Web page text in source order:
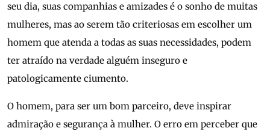
seu dia, suas companhias e amizades é o sonho de muitas
mulheres, mas ao serem tão criteriosas em escolher um
homem que atenda a todas as suas necessidades, podem
ter atraído na verdade alguém inseguro e
patologicamente ciumento.
O homem, para ser um bom parceiro, deve inspirar
admiração e segurança à mulher. O erro em perceber que